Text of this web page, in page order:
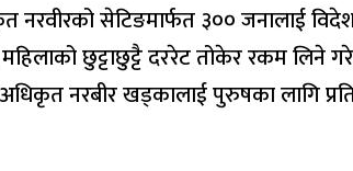
नरवीरको सेटिङमार्फत ३०० जनालाई
छुट्टाछुट्टै दररेट तोकेर रकम लिने
नरबीर खड्कालाई पुरुषका लागि